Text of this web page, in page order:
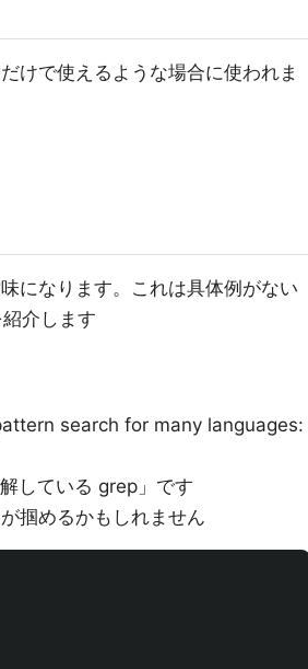
けで使えるような場合に使われま
になります。これは具体例がない
介します
search for many languages:
している grep」です
掴めるかもしれません